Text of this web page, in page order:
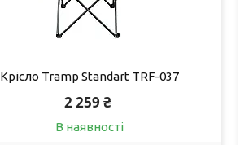
Крісло Tramp Standart TRF-037
2 259 ₴
В наявності